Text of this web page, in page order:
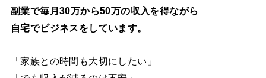
副業で毎月30万から50万の収入を得ながら
自宅でビジネスをしています。
「家族との時間も大切にしたい」